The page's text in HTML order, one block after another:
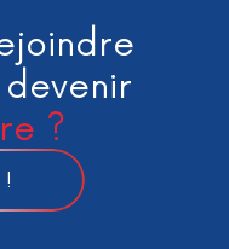
devenir
?
!